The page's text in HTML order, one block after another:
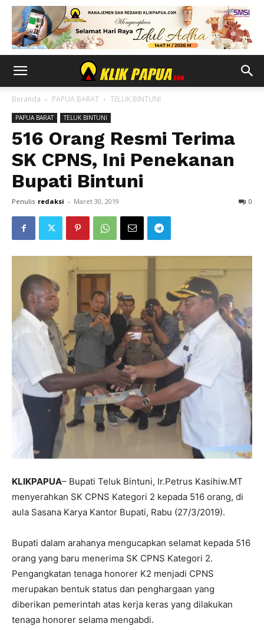
Beranda PAPUA BARAT TELUK BINTUNI
PAPUA BARAT TELUK BINTUNI
516 Orang Resmi Terima
SK CPNS, Ini Penekanan
Bupati Bintuni
Penulis redaksi - Maret 30, 2019 0
KLIKPAPUA– Bupati Teluk Bintuni, Ir.Petrus Kasihiw.MT
menyerahkan SK CPNS Kategori 2 kepada 516 orang, di
aula Sasana Karya Kantor Bupati, Rabu (27/3/2019).
Bupati dalam arahanya mengucapkan selamat kepada 516
orang yang baru menerima SK CPNS Kategori 2.
Pengangkatan tenaga honorer K2 menjadi CPNS
merupakan bentuk status dan penghargaan yang
diberikan pemerintah atas kerja keras yang dilakukan
tenaga honorer selama mengabdi.